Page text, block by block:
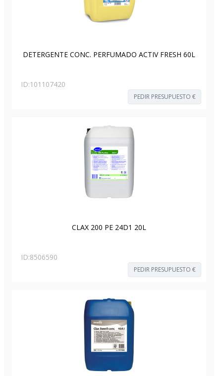
DETERGENTE CONC. PERFUMADO ACTIV FRESH 60L
ID:101107420
PEDIR PRESUPUESTO €
CLAX 200 PE 24D1 20L
ID:8506590
PEDIR PRESUPUESTO €